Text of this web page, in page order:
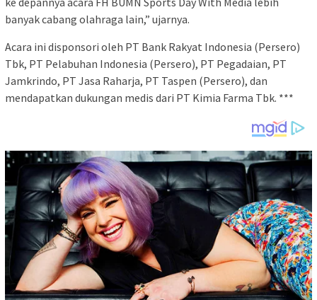
banyak cabang olahraga lain,” ujarnya.
Acara ini disponsori oleh PT Bank Rakyat Indonesia (Persero)
Tbk, PT Pelabuhan Indonesia (Persero), PT Pegadaian, PT
Jamkrindo, PT Jasa Raharja, PT Taspen (Persero), dan
mendapatkan dukungan medis dari PT Kimia Farma Tbk. ***